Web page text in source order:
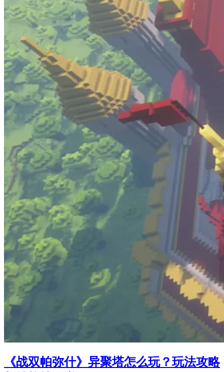
《战双帕弥什》异聚塔怎么玩？玩法攻略